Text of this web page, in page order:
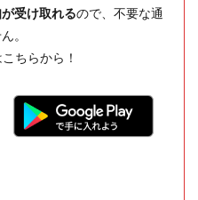
受け取れるので、不要な通
。
ちらから！